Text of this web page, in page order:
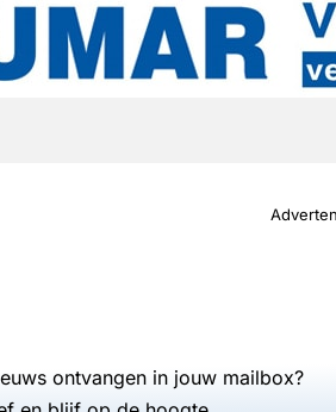
ontvangen in jouw mailbox?